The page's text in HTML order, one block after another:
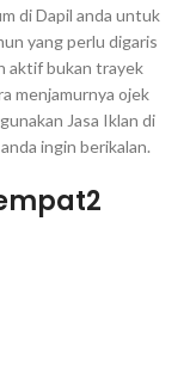
di Dapil anda untuk
yang perlu digaris
aktif bukan trayek
menjamurnya ojek
Jasa Iklan di
ingin berikalan.